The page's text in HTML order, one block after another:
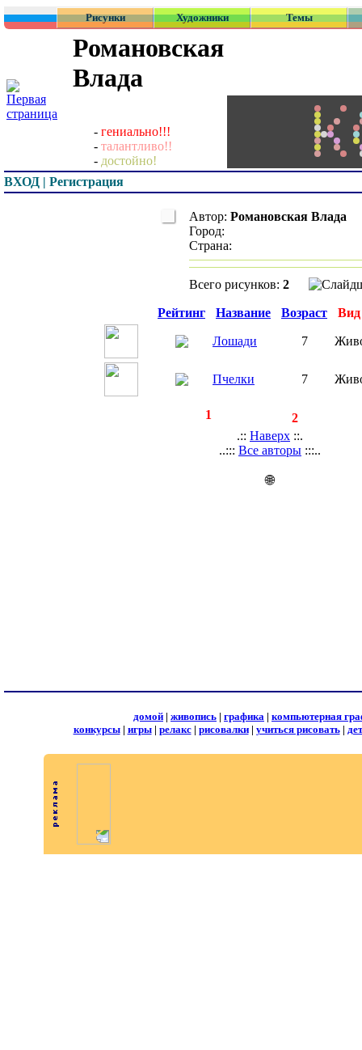
Рисунки Художники Темы
Романовская
Влада
- гениально!!!
- талантливо!!
- достойно!
ВХОД | Регистрация
Автор: Романовская Влада
Город:
Страна:
Всего рисунков: 2
Рейтинг Название Возраст Вид
Лошади 7
Пчелки 7
1
2
.:: Наверх ::.
..::: Все авторы :::..
🌐
домой | живопись | графика | компьютерная
конкурсы| игры| релакс| рисовалки| учиться рисовать|